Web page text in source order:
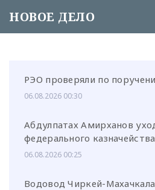
НОВОЕ ДЕЛО
РЭО проверяли по
06.08.2026 00:30
Абдулпатах Амирханов
федерального казначейства
06.08.2026 00:25
Водовод Чиркей-